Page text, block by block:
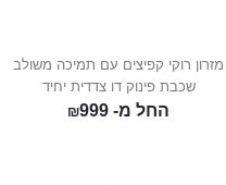
מזרון רוקי קפיצים עם תמיכה משולב
שכבת פינוק דו צדדית יחיד
החל מ- ₪999